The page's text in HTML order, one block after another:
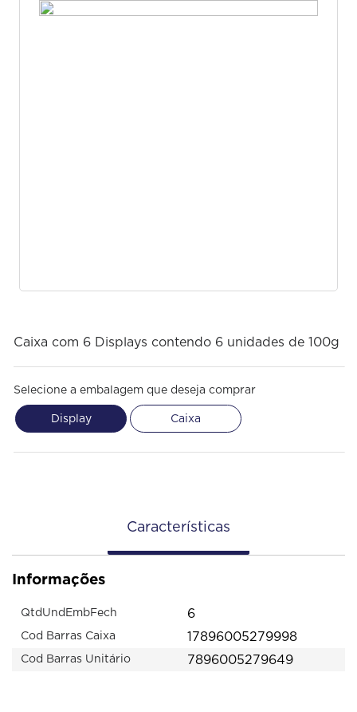
Caixa com 6 Displays contendo 6 unidades de 100g
Selecione a embalagem que deseja comprar
Display Caixa
Características
Informações
QtdUndEmbFech 6
Cod Barras Caixa 17896005279998
Cod Barras Unitário 7896005279649